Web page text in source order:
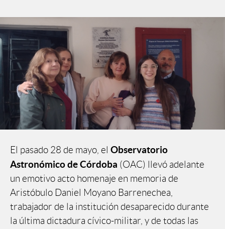
El pasado 28 de mayo, el Observatorio
Astronómico de Córdoba (OAC) llevó adelante
un emotivo acto homenaje en memoria de
Aristóbulo Daniel Moyano Barrenechea,
trabajador de la institución desaparecido durante
la última dictadura cívico-militar, y de todas las